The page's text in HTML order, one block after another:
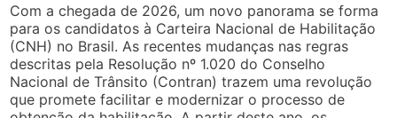
Com a chegada de 2026, um novo panorama se forma
para os candidatos à Carteira Nacional de Habilitação
(CNH) no Brasil. As recentes mudanças nas regras
descritas pela Resolução nº 1.020 do Conselho
Nacional de Trânsito (Contran) trazem uma revolução
que promete facilitar e modernizar o processo de